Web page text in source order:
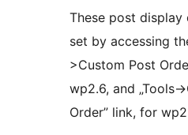
These post display
set by accessing
>Custom Post
wp2.6, and „Tools-
Order” link, for